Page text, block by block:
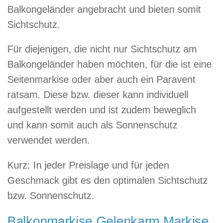
Balkongeländer angebracht und bieten somit
Sichtschutz.
Für diejenigen, die nicht nur Sichtschutz am
Balkongeländer haben möchten, für die ist eine
Seitenmarkise oder aber auch ein Paravent
ratsam. Diese bzw. dieser kann individuell
aufgestellt werden und ist zudem beweglich
und kann somit auch als Sonnenschutz
verwendet werden.
Kurz: In jeder Preislage und für jeden
Geschmack gibt es den optimalen Sichtschutz
bzw. Sonnenschutz.